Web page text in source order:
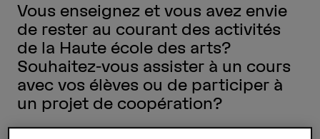
Vous enseignez et vous avez envie
de rester au courant des activités
de la Haute école des arts?
Souhaitez-vous assister à un cours
avec vos élèves ou de participer à
un projet de coopération?
Vous trouverez ci-après les offres actuelles destinées